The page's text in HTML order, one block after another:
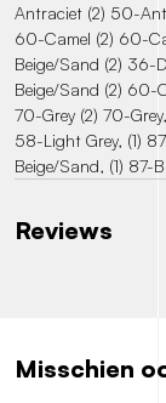
Antraciet (2) 50-
60-Camel (2) 60-
Beige/Sand (2) 36-
Beige/Sand (2) 60-
70-Grey (2) 70-
58-Light Grey, (1)
Beige/Sand, (1) 87-
Reviews
Misschien